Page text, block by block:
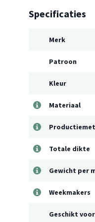
Specificaties
Merk
Patroon
Kleur
Materiaal
Totale dikte
Gewicht per
Weekmakers
Geschikt